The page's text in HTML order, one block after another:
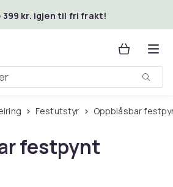
399 kr. igjen til fri frakt!
Festutstyr Oppblåsbar
festpynt